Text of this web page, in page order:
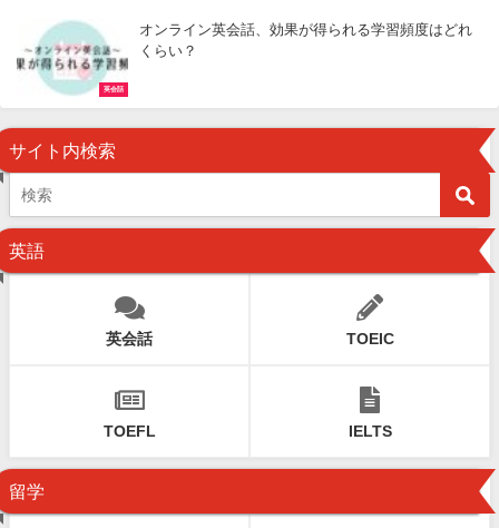
英会話
オンライン英会話、効果が得られる学習頻度はどれ
くらい？
サイト内検索
英語
英会話 TOEIC
TOEFL IELTS
留学